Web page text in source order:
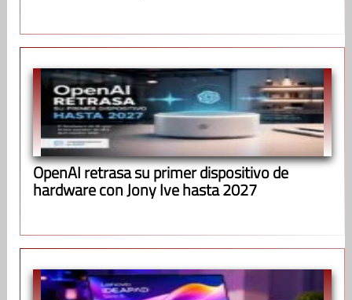
OpenAI retrasa su primer dispositivo de
hardware con Jony Ive hasta 2027